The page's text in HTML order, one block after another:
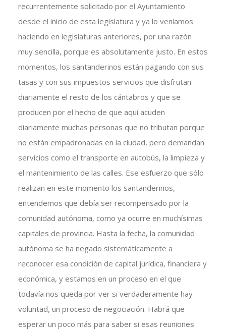
recurrentemente solicitado por el Ayuntamiento
desde el inicio de esta legislatura y ya lo veníamos
haciendo en legislaturas anteriores, por una razón
muy sencilla, porque es absolutamente justo. En estos
momentos, los santanderinos están pagando con sus
tasas y con sus impuestos servicios que disfrutan
diariamente el resto de los cántabros y que se
producen por el hecho de que aquí acuden
diariamente muchas personas que no tributan porque
no están empadronadas en la ciudad, pero demandan
servicios como el transporte en autobús, la limpieza y
el mantenimiento de las calles. Ese esfuerzo que sólo
realizan en este momento los santanderinos,
entendemos que debía ser recompensado por la
comunidad autónoma, como ya ocurre en muchísimas
capitales de provincia. Hasta la fecha, la comunidad
autónoma se ha negado sistemáticamente a
reconocer esa condición de capital jurídica, financiera y
económica, y estamos en un proceso en el que
todavía nos queda por ver si verdaderamente hay
voluntad, un proceso de negociación. Habrá que
esperar un poco más para saber si esas reuniones